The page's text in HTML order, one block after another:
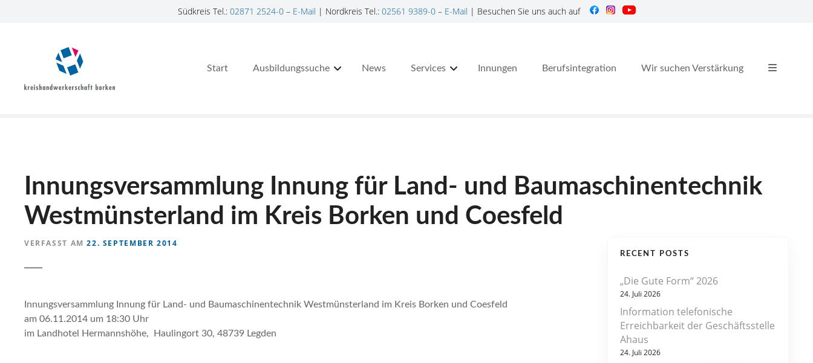
Südkreis Tel.: 02871 2524-0– E-Mail | Nordkreis Tel.: 02561 9389-0– E-Mail | Besuchen Sie uns auch auf
Start Ausbildungssuche News Services Innungen Berufsintegration Wir suchen Verstärkung
Innungsversammlung Innung für Land- und Baumaschinentechnik
Westmünsterland im Kreis Borken und Coesfeld
VERFASST AM 22. SEPTEMBER 2014
Innungsversammlung Innung für Land- und Baumaschinentechnik Westmünsterland im Kreis Borken und Coesfeld
am 06.11.2014 um 18:30 Uhr
im Landhotel Hermannshöhe, Haulingort 30, 48739 Legden
RECENT POSTS
„Die Gute Form“ 2026
24. Juli 2026
Information telefonische
Erreichbarkeit der Geschäftsstelle
Ahaus
24. Juli 2026